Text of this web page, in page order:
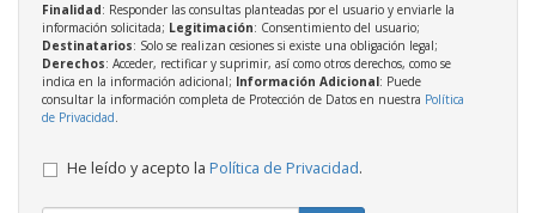
Finalidad: Responder las consultas planteadas por el usuario y enviarle la
información solicitada; Legitimación: Consentimiento del usuario;
Destinatarios: Solo se realizan cesiones si existe una obligación legal;
Derechos: Acceder, rectificar y suprimir, así como otros derechos, como se
indica en la información adicional; Información Adicional: Puede
consultar la información completa de Protección de Datos en nuestra Política
de Privacidad.
He leído y acepto la Política de Privacidad.